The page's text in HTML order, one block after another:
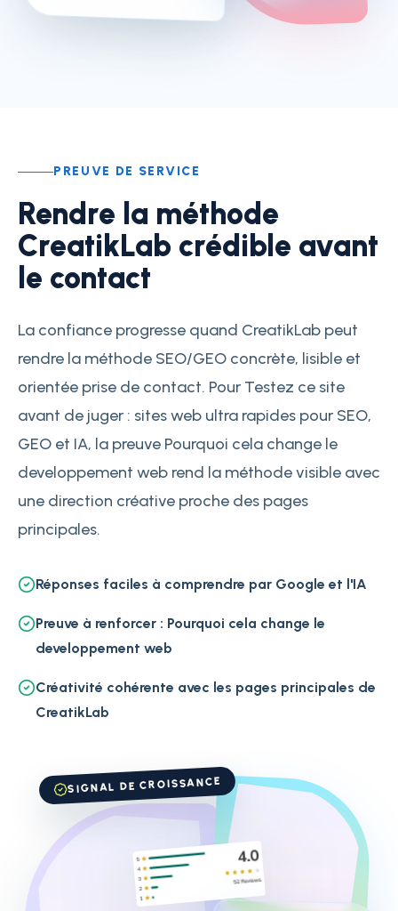
PREUVE DE SERVICE
Rendre la méthode
CreatikLab crédible avant
le contact
La confiance progresse quand CreatikLab peut
rendre la méthode SEO/GEO concrète, lisible et
orientée prise de contact. Pour Testez ce site
avant de juger : sites web ultra rapides pour SEO,
GEO et IA, la preuve Pourquoi cela change le
developpement web rend la méthode visible avec
une direction créative proche des pages
principales.
Réponses faciles à comprendre par Google et l'IA
Preuve à renforcer : Pourquoi cela change le
developpement web
Créativité cohérente avec les pages principales de
CreatikLab
SIGNAL DE CROISSANCE